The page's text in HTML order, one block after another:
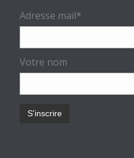
Adresse mail*
Votre nom